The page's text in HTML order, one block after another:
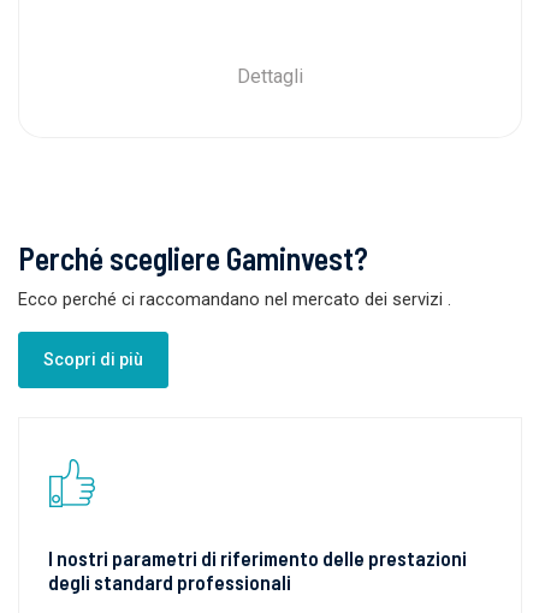
Dettagli
Perché scegliere Gaminvest?
Ecco perché ci raccomandano nel mercato dei servizi
Scopri di più
I nostri parametri di riferimento delle prestazioni
degli standard professionali